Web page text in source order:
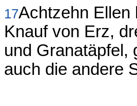
17Achtzehn Ellen
Knauf von Erz,
und Granatäpfel,
auch die andere